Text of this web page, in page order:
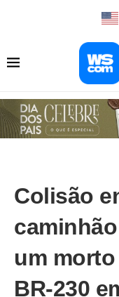
Colisão
um
BR-230